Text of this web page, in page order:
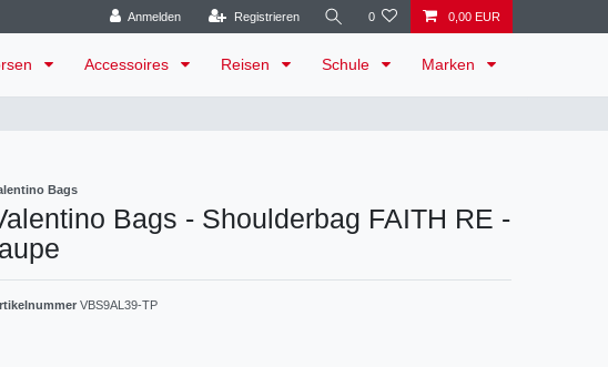
Anmelden Registrieren 0 0,00 EUR
Accessoires Reisen Schule Marken
Bags
Bags - Shoulderbag FAITH RE -
VBS9AL39-TP